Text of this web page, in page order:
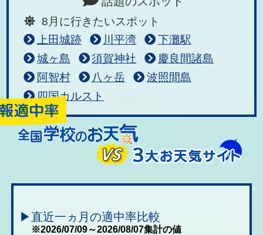
8月に行きたいスポット
上田城跡
川平湾
下灘駅
城ヶ島
須賀神社
慶良間諸島
阿智村
八ヶ岳
波照間島
四国カルスト
▶直近一ヵ月の適中率比較
※2026/07/09～2026/08/07集計の値